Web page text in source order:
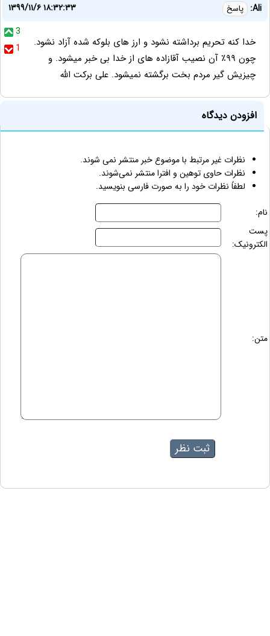
Ali: پاسخ
۱۳۹۹/۱۱/۶ ۱۸:۳۲:۳۳
3
1
خدا کنه تحریم برداشته نشود و ارز های بلوکه شده آزاد نشود.
چون ۹۹٪ آن نصیب آقازاده های از خدا بی خبر میشود. و
چیزیش گیر مردم بخت برگشته نمیشود. علی برکت الله
افزودن دیدگاه
نظرات غیر مرتبط با موضوع خبر منتشر نمی شوند.
نظرات حاوی توهین و افترا منتشر نمی‌شوند.
لطفاً نظرات خود را به صورت فارسی بنویسید.
نام:
پست
الکترونیک:
متن: